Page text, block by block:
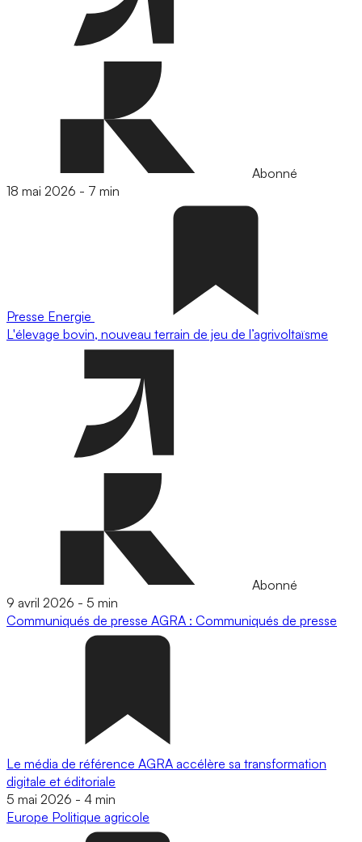
Abonné
18 mai 2026 - 7 min
Presse Energie
L'élevage bovin, nouveau terrain de jeu de l’agrivoltaïsme
Abonné
9 avril 2026 - 5 min
Communiqués de presse AGRA : Communiqués de presse
Le média de référence AGRA accélère sa transformation
digitale et éditoriale
5 mai 2026 - 4 min
Europe Politique agricole